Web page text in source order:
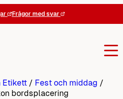
Frågor med svar
Etikett / Fest och middag /
bordsplacering